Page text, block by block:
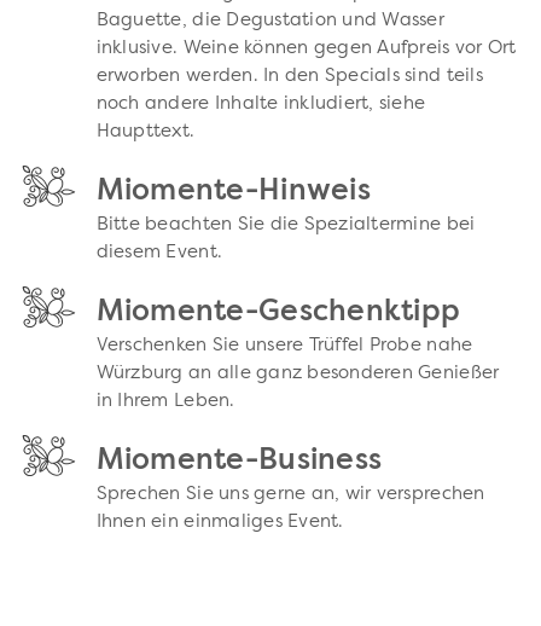
Baguette, die Degustation und Wasser
inklusive. Weine können gegen Aufpreis vor Ort
erworben werden. In den Specials sind teils
noch andere Inhalte inkludiert, siehe
Haupttext.
Miomente-Hinweis
Bitte beachten Sie die Spezialtermine bei
diesem Event.
Miomente-Geschenktipp
Verschenken Sie unsere Trüffel Probe nahe
Würzburg an alle ganz besonderen Genießer
in Ihrem Leben.
Miomente-Business
Sprechen Sie uns gerne an, wir versprechen
Ihnen ein einmaliges Event.